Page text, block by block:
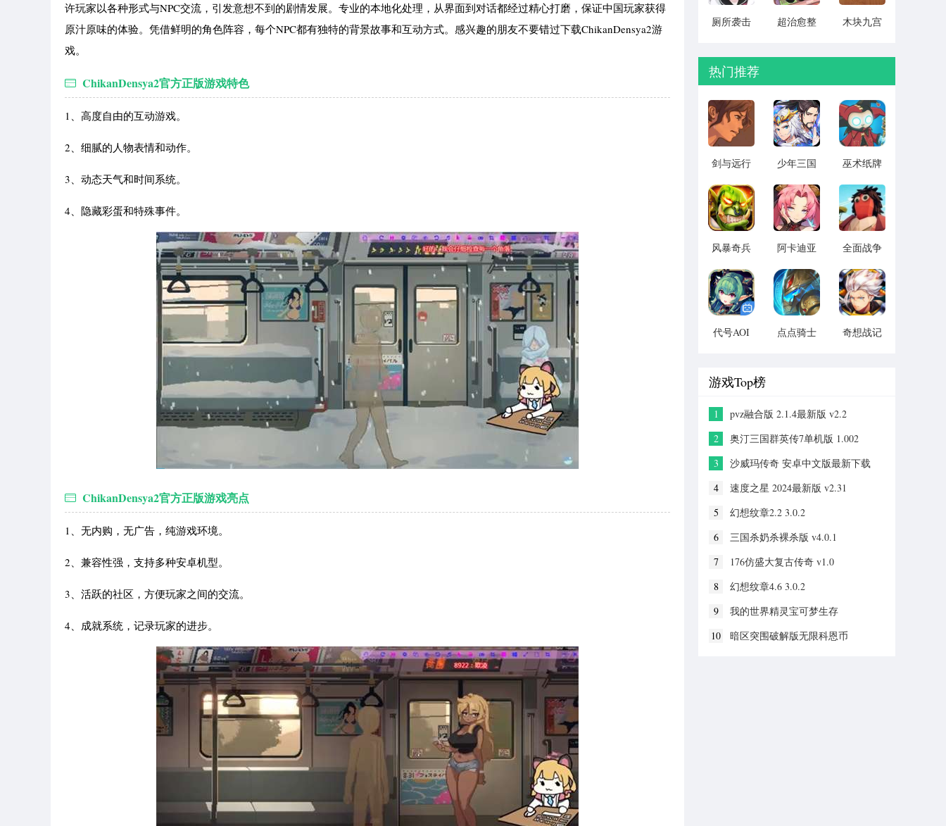
许玩家以各种形式与NPC交流，引发意想不到的剧情发展。专业的本地化处理，从界面到对话都经过精心打磨，保证中国玩家获得
原汁原味的体验。凭借鲜明的角色阵容，每个NPC都有独特的背景故事和互动方式。感兴趣的朋友不要错过下载ChikanDensya2游
戏。
ChikanDensya2官方正版游戏特色
1、高度自由的互动游戏。
2、细腻的人物表情和动作。
3、动态天气和时间系统。
4、隐藏彩蛋和特殊事件。
ChikanDensya2官方正版游戏亮点
1、无内购，无广告，纯游戏环境。
2、兼容性强，支持多种安卓机型。
3、活跃的社区，方便玩家之间的交流。
4、成就系统，记录玩家的进步。
厕所袭击
超治愈整
木块九宫
热门推荐
剑与远行
版 vv1.14
少年三国
宝版最新
版 vv5.3.9
巫术纸牌
vv1.1.14
风暴奇兵
阿卡迪亚
全面战争
机2021版
vv1.1
代号AOI
点点骑士
奇想战记
游戏Top榜
1
pvz融合版 2.1.4最新版 v2.2
2
奥汀三国群英传7单机版 1.002
3
沙威玛传奇 安卓中文版最新下载
4
速度之星 2024最新版 v2.31
5
幻想纹章2.2 3.0.2
6
三国杀奶杀裸杀版 v4.0.1
7
176仿盛大复古传奇 v1.0
8
幻想纹章4.6 3.0.2
9
我的世界精灵宝可梦生存
10
暗区突围破解版无限科恩币